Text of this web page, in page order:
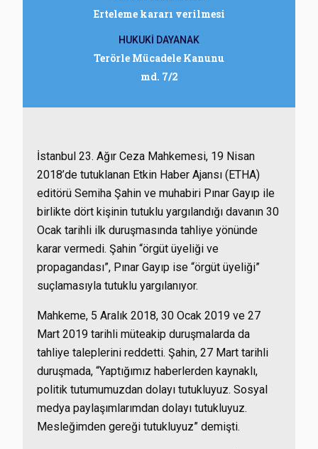
Erteleme kararı verilmesi
HUKUKİ DAYANAK
Terörle Mücadele Kanunu
md. 7/2
İstanbul 23. Ağır Ceza Mahkemesi, 19 Nisan
2018’de tutuklanan Etkin Haber Ajansı (ETHA)
editörü Semiha Şahin ve muhabiri Pınar Gayıp ile
birlikte dört kişinin tutuklu yargılandığı davanın 30
Ocak tarihli ilk duruşmasında tahliye yönünde
karar vermedi. Şahin “örgüt üyeliği ve
propagandası”, Pınar Gayıp ise “örgüt üyeliği”
suçlamasıyla tutuklu yargılanıyor.
Mahkeme, 5 Aralık 2018, 30 Ocak 2019 ve 27
Mart 2019 tarihli müteakip duruşmalarda da
tahliye taleplerini reddetti. Şahin, 27 Mart tarihli
duruşmada, “Yaptığımız haberlerden kaynaklı,
politik tutumumuzdan dolayı tutukluyuz. Sosyal
medya paylaşımlarımdan dolayı tutukluyuz.
Mesleğimden gereği tutukluyuz” demişti.